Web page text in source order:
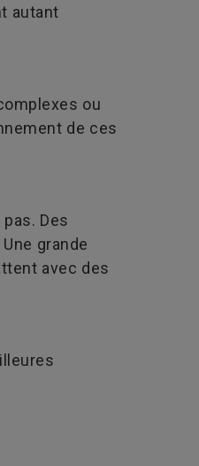
autant
ou
de ces
Des
grande
avec des